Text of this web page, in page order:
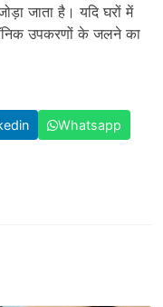
जाता है। यदि घरों में
उपकरणों के जलने का
Whatsapp